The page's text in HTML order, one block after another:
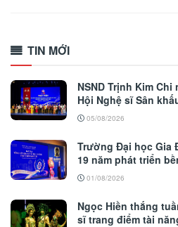
TIN MỚI
NSND Trịnh Kim
Hội Nghệ sĩ Sân
05/08/2026
Trường Đại học Gia
19 năm phát triển
01/08/2026
Ngọc Hiền thắng
sĩ trang điểm tài